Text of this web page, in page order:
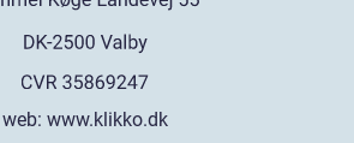
web: www.klikko.dk